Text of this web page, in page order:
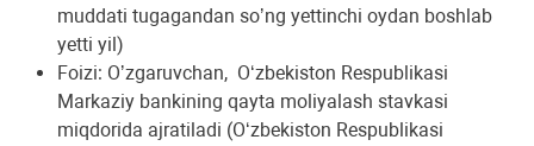
muddati tugagandan soʼng yettinchi oydan boshlab
yetti yil)
Foizi: Oʼzgaruvchan, O‘zbekiston Respublikasi
Markaziy bankining qayta moliyalash stavkasi
miqdorida ajratiladi (O‘zbekiston Respublikasi